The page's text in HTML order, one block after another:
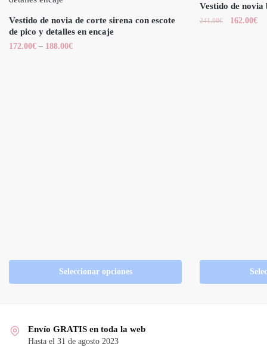
Vestido de novia de corte sirena con escote
de pico y detalles en encaje
172.00€ – 188.00€
Seleccionar opciones
Vestido de novia
241.00€ 162.00€
Envío GRATIS en toda la web
Hasta el 31 de agosto 2023